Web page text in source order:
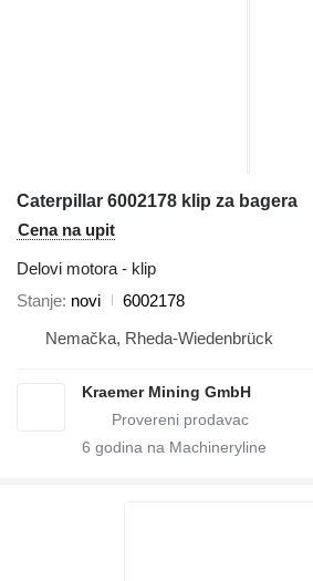
Caterpillar 6002178 klip za bagera
Cena na upit
Delovi motora - klip
Stanje novi
6002178
Nemačka, Rheda-Wiedenbrück
Kraemer Mining GmbH
6 godina na Machineryline